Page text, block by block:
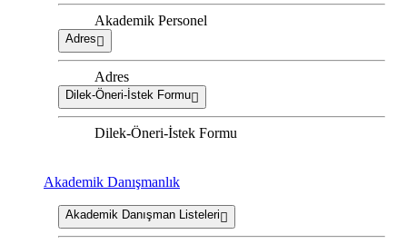
Akademik Personel
Adres
Adres
Dilek-Öneri-İstek Formu
Dilek-Öneri-İstek Formu
Akademik Danışmanlık
Akademik Danışman Listeleri